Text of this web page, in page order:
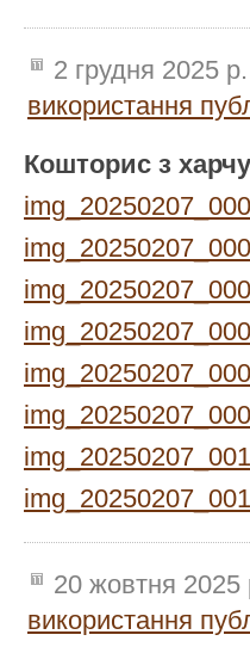
2 грудня 2025 р.
використання
Кошторис з
20 жовтня 2025
використання